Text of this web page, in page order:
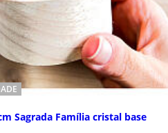
Sagrada Família cristal base